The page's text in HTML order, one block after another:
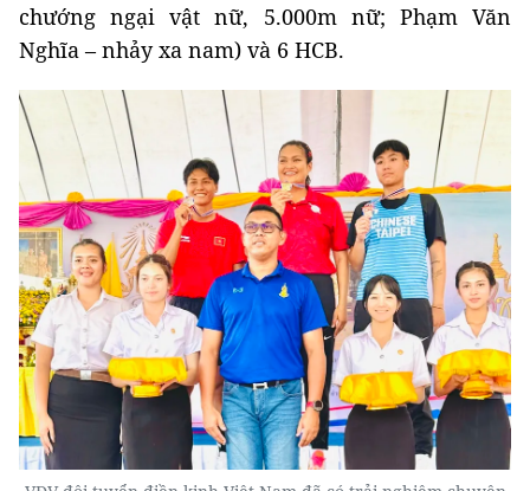
chướng ngại vật nữ, 5.000m nữ; Phạm Văn
Nghĩa – nhảy xa nam) và 6 HCB.